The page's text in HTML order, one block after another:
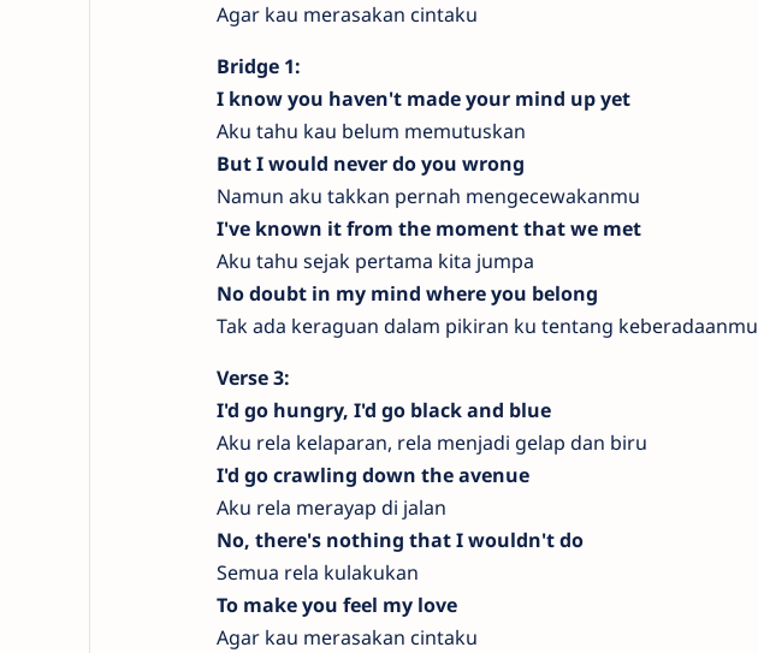
Agar kau merasakan cintaku
Bridge 1:
I know you haven't made your mind up yet
Aku tahu kau belum memutuskan
But I would never do you wrong
Namun aku takkan pernah mengecewakanmu
I've known it from the moment that we met
Aku tahu sejak pertama kita jumpa
No doubt in my mind where you belong
Tak ada keraguan dalam pikiran ku tentang keberadaanmu
Verse 3:
I'd go hungry, I'd go black and blue
Aku rela kelaparan, rela menjadi gelap dan biru
I'd go crawling down the avenue
Aku rela merayap di jalan
No, there's nothing that I wouldn't do
Semua rela kulakukan
To make you feel my love
Agar kau merasakan cintaku